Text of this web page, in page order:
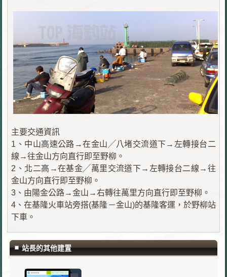
主要交通資訊
1、中山高速公路→在金山╱八堵交流道下→左轉接台二
線→往金山方向直行即至野柳。
2、北二高→在基金╱萬里交流道下→左轉接台二線→往
金山方向直行即至野柳。
3、由陽金公路→金山→右轉往萬里方向直行即至野柳。
4、在基隆火車站旁搭(基隆－金山)的基隆客運，於野柳站
下車。
站長的其他建置